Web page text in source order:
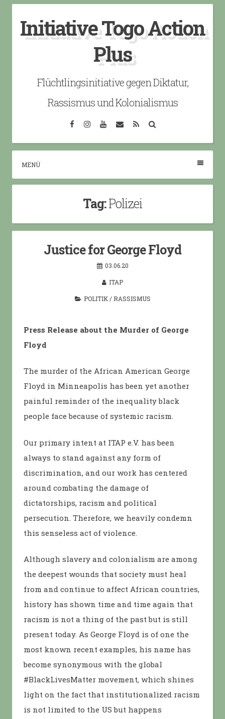
content
Initiative Togo Action
Plus
Flüchtlingsinitiative gegen Diktatur,
Rassismus und Kolonialismus
FacebookInstagramYouTube
EmailRSS
MENÜ
Tag:Polizei
Justice for George Floyd
03.06.20
ITAP
POLITIK/ RASSISMUS
Press Release about the Murder of George
Floyd
The murder of the African American George
Floyd in Minneapolis has been yet another
painful reminder of the inequality black
people face because of systemic racism.
Our primary intent at ITAP e.V. has been
always to stand against any form of
discrimination, and our work has centered
around combating the damage of
dictatorships, racism and political
persecution. Therefore, we heavily condemn
this senseless act of violence.
Although slavery and colonialism are among
the deepest wounds that society must heal
from and continue to affect African countries,
history has shown time and time again that
racism is not a thing of the past but is still
present today. As George Floyd is of one the
most known recent examples, his name has
become synonymous with the global
#BlackLivesMatter movement, which shines
light on the fact that institutionalized racism
is not limited to the US but happens